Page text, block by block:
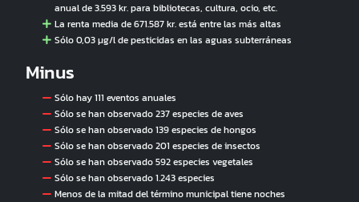
anual de 3.593 kr. para bibliotecas, cultura, ocio, etc.
La renta media de 671.587 kr. está entre las más altas
Sólo 0,03 µg/l de pesticidas en las aguas subterráneas
Minus
Sólo hay 111 eventos anuales
Sólo se han observado 237 especies de aves
Sólo se han observado 139 especies de hongos
Sólo se han observado 201 especies de insectos
Sólo se han observado 592 especies vegetales
Sólo se han observado 1.243 especies
Menos de la mitad del término municipal tiene noches